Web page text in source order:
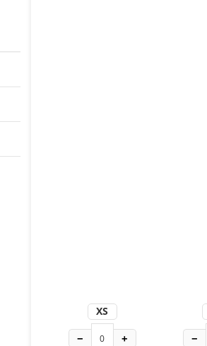
XS
− + −